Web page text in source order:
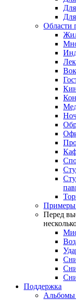
Области
Примеры
Перед
Поддержка